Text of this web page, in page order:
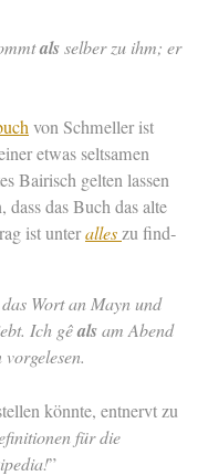
alssel­ber zu ihm; er
von Schmeller ist
etwas selt­samen
Bairisch gel­ten lassen
das Buch das alte
ist unteralleszu find­
Wort an Mayn und
Ich gêalsam Abend
.
kön­nte, ent­nervt zu
für die
”